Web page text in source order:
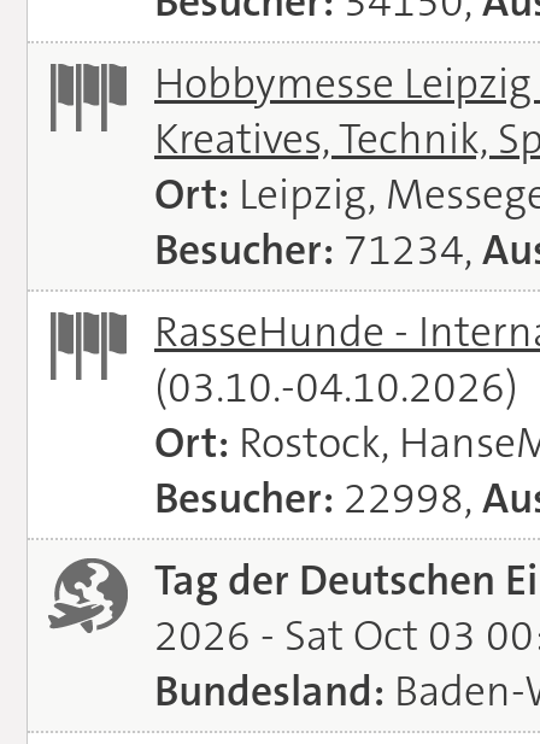
Hobbymesse
Kreatives, Technik,
Ort: Leipzig,
Besucher: 71234,
RasseHunde -
(03.10.-04.10.2026)
Ort: Rostock,
Besucher: 22998,
Tag der Deutschen
2026 - Sat Oct 03
Bundesland: